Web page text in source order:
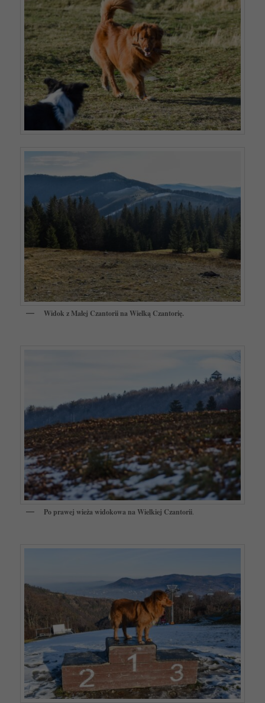
Widok z Małej Czantorii na Wielką Czantorię.
Po prawej wieża widokowa na Wielkiej Czantorii